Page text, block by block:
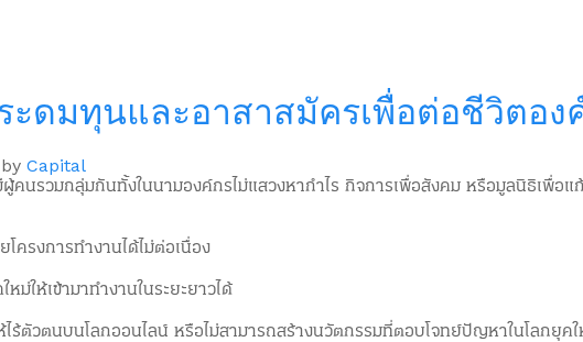
Working Culture
ดมทุนและอาสาสมัครเพื่อต่อชีวิตอง
by Capital
นรวมกลุ่มกันทั้งในนามองค์กรไม่แสวงหากำไร กิจการเพื่อสังคม หรือมูลนิธิเพื่อ
ครงการทำงานได้ไม่ต่อเนื่อง
ให้เข้ามาทำงานในระยะยาวได้
ไร้ตัวตนบนโลกออนไลน์ หรือไม่สามารถสร้างนวัตกรรมที่ตอบโจทย์ปัญหาในโลกยุค